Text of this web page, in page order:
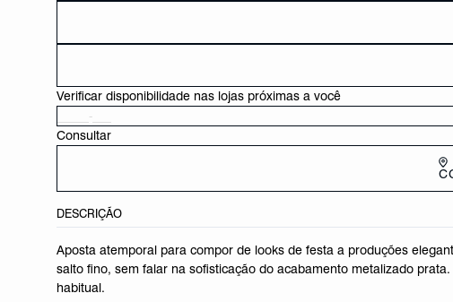
Verificar disponibilidade nas lojas próximas a você
Consultar
DESCRIÇÃO
Aposta atemporal para compor de looks de festa a produções
salto fino, sem falar na sofisticação do acabamento metalizado
habitual.